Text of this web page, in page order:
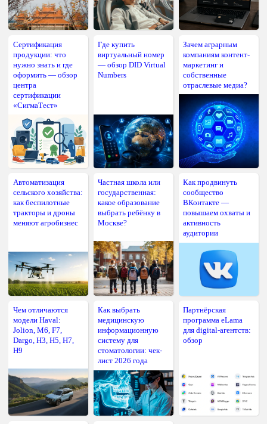
Сертификация
продукции: что
нужно знать и где
оформить — обзор
центра
сертификации
«СигмаТест»
Где купить
виртуальный номер
— обзор DID Virtual
Numbers
Зачем аграрным
компаниям контент-
маркетинг и
собственные
отраслевые медиа?
Автоматизация
сельского хозяйства:
как беспилотные
тракторы и дроны
меняют агробизнес
Частная школа или
государственная:
какое образование
выбрать ребёнку в
Москве?
Как продвинуть
сообщество
ВКонтакте —
повышаем охваты и
активность
аудитории
Чем отличаются
модели Haval:
Jolion, M6, F7,
Dargo, H3, H5, H7,
H9
Как выбрать
медицинскую
информационную
систему для
стоматологии: чек-
лист 2026 года
Партнёрская
программа eLama
для digital-агентств:
обзор